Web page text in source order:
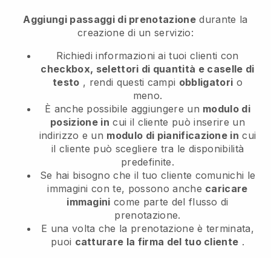
Aggiungi passaggi di prenotazione durante la
creazione di un servizio:
Richiedi informazioni ai tuoi clienti con
checkbox, selettori di quantità e caselle di
testo , rendi questi campi obbligatori o
meno.
È anche possibile aggiungere un modulo di
posizione in cui il cliente può inserire un
indirizzo e un modulo di pianificazione in cui
il cliente può scegliere tra le disponibilità
predefinite.
Se hai bisogno che il tuo cliente comunichi le
immagini con te, possono anche caricare
immagini come parte del flusso di
prenotazione.
E una volta che la prenotazione è terminata,
puoi catturare la firma del tuo cliente .